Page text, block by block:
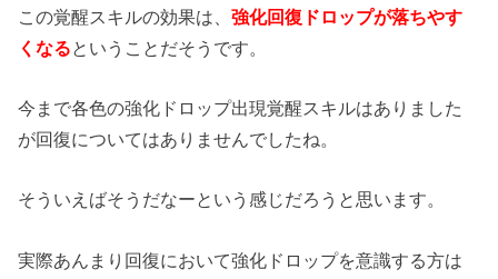
この覚醒スキルの効果は、強化回復ドロップが落ちやす
くなるということだそうです。
今まで各色の強化ドロップ出現覚醒スキルはありました
が回復についてはありませんでしたね。
そういえばそうだなーという感じだろうと思います。
実際あんまり回復において強化ドロップを意識する方は